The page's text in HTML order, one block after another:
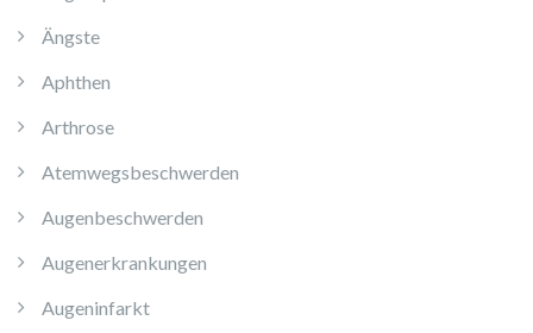
Ängste
Aphthen
Arthrose
Atemwegsbeschwerden
Augenbeschwerden
Augenerkrankungen
Augeninfarkt